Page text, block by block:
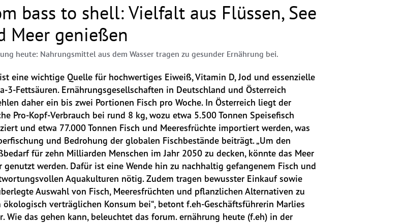
bass to shell: Vielfalt aus Flüssen, See
Meer genießen
heute: Nahrungsmittel aus dem Wasser tragen zu gesunder Ernährung bei.
eine wichtige Quelle für hochwertiges Eiweiß, Vitamin D, Jod und essenzielle
3-Fettsäuren. Ernährungsgesellschaften in Deutschland und Österreich
daher ein bis zwei Portionen Fisch pro Woche. In Österreich liegt der
Pro-Kopf-Verbrauch bei rund 8 kg, wozu etwa 5.500 Tonnen Speisefisch
und etwa 77.000 Tonnen Fisch und Meeresfrüchte importiert werden, was
und Bedrohung der globalen Fischbestände beiträgt. „Um den
für zehn Milliarden Menschen im Jahr 2050 zu decken, könnte das Meer
genutzt werden. Dafür ist eine Wende hin zu nachhaltig gefangenem Fisch und
Aquakulturen nötig. Zudem tragen bewusster Einkauf sowie
Auswahl von Fisch, Meeresfrüchten und pflanzlichen Alternativen zu
ökologisch verträglichen Konsum bei“, betont f.eh-Geschäftsführerin Marlies
Wie das gehen kann, beleuchtet das forum. ernährung heute (f.eh) in der